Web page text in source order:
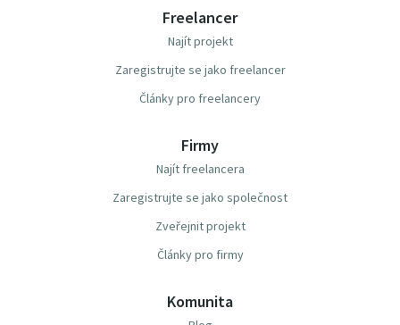
Freelancer
Najít projekt
Zaregistrujte se jako freelancer
Články pro freelancery
Firmy
Najít freelancera
Zaregistrujte se jako společnost
Zveřejnit projekt
Články pro firmy
Komunita